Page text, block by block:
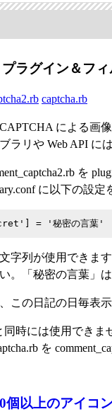
ラグイン＆フィ
captcha.rb
による画
ラリや Web API に
を
に以下の設定
= '秘密の言葉'
字列が使用できま
。「秘密の言葉」
この日記の日毎表
同時には使用できま
を
個以上のアイコ